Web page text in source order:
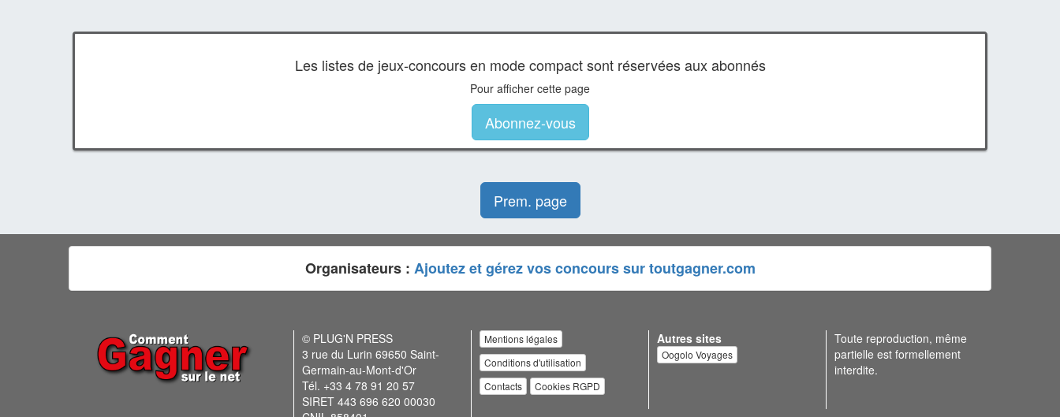
Les listes de jeux-concours en mode compact sont réservées aux abonnés
Pour afficher cette page
Abonnez-vous
Prem. page
Organisateurs : Ajoutez et gérez vos concours sur toutgagner.com
© PLUG'N PRESS
3 rue du Lurin 69650 Saint-
Germain-au-Mont-d'Or
Tél. +33 4 78 91 20 57
SIRET 443 696 620 00030
Mentions légales
Conditions d'utilisation
Contacts
Cookies RGPD
Autres sites
Oogolo Voyages
Toute reproduction, même
partielle est formellement
interdite.